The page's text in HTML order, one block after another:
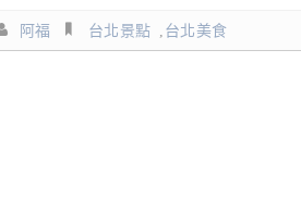
阿福 台北景點 台北美食